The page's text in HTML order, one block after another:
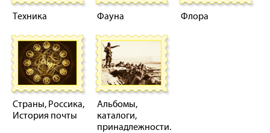
Техника Фауна Флора
Страны, Россика,
История почты
Альбомы,
каталоги,
принадлежности.